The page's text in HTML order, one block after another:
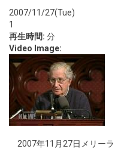
2007/11/27(Tue)
1
再生時間: 分
Video Image:
2007年11月27日メリー